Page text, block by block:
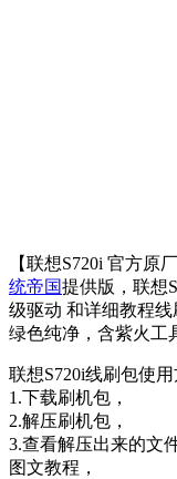
【联想S720i 官方原
统帝国提供版，联想
级驱动 和详细教程
绿色纯净，含紫火工
联想S720i线刷包使用
1.下载刷机包，
2.解压刷机包，
3.查看解压出来的文
图文教程，